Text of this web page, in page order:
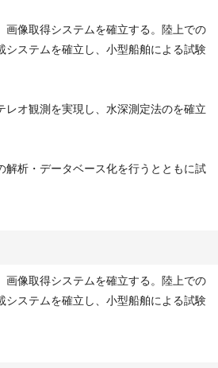
画像取得システムを確立する。陸上での
ステムを確立し、小型船舶による試験
オ観測を実現し、水深測定法のを確立
析・データベース化を行うとともに試
画像取得システムを確立する。陸上での
ステムを確立し、小型船舶による試験